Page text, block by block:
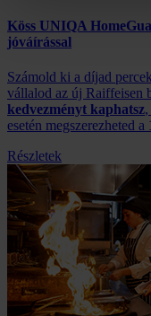
Köss UNIQA
jóváírással
Számold ki a díjad
vállalod az új Raiffeisen
kedvezményt kaphatsz
esetén megszerezheted a
Részletek